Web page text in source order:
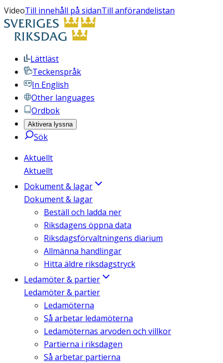
VideoTill innehåll på sidanTill anförandelistan
Lättläst
Teckenspråk
In English
Other languages
Ordbok
Aktivera lyssna
Sök
Aktuellt
Aktuellt
Dokument & lagar
Dokument & lagar
Beställ och ladda ner
Riksdagens öppna data
Riksdagsförvaltningens diarium
Allmänna handlingar
Hitta äldre riksdagstryck
Ledamöter & partier
Ledamöter & partier
Ledamöterna
Så arbetar ledamöterna
Ledamöternas arvoden och villkor
Partierna i riksdagen
Så arbetar partierna